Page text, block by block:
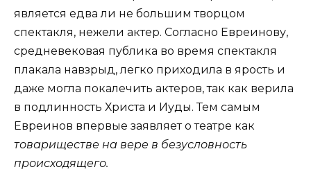
является едва ли не большим творцом
спектакля, нежели актер. Согласно Евреинову,
средневековая публика во время спектакля
плакала навзрыд, легко приходила в ярость и
даже могла покалечить актеров, так как верила
в подлинность Христа и Иуды. Тем самым
Евреинов впервые заявляет о театре как
товариществе на вере в безусловность
происходящего.